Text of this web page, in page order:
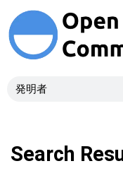
Search